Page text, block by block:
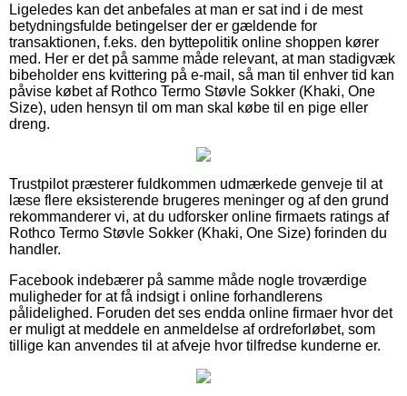
Ligeledes kan det anbefales at man er sat ind i de mest
betydningsfulde betingelser der er gældende for
transaktionen, f.eks. den byttepolitik online shoppen kører
med. Her er det på samme måde relevant, at man stadigvæk
bibeholder ens kvittering på e-mail, så man til enhver tid kan
påvise købet af Rothco Termo Støvle Sokker (Khaki, One
Size), uden hensyn til om man skal købe til en pige eller
dreng.
Trustpilot præsterer fuldkommen udmærkede genveje til at
læse flere eksisterende brugeres meninger og af den grund
rekommanderer vi, at du udforsker online firmaets ratings af
Rothco Termo Støvle Sokker (Khaki, One Size) forinden du
handler.
Facebook indebærer på samme måde nogle troværdige
muligheder for at få indsigt i online forhandlerens
pålidelighed. Foruden det ses endda online firmaer hvor det
er muligt at meddele en anmeldelse af ordreforløbet, som
tillige kan anvendes til at afveje hvor tilfredse kunderne er.